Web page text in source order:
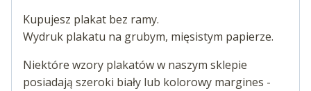
Kupujesz plakat bez ramy.
Wydruk plakatu na grubym, mięsistym papierze.
Niektóre wzory plakatów w naszym sklepie
posiadają szeroki biały lub kolorowy margines -